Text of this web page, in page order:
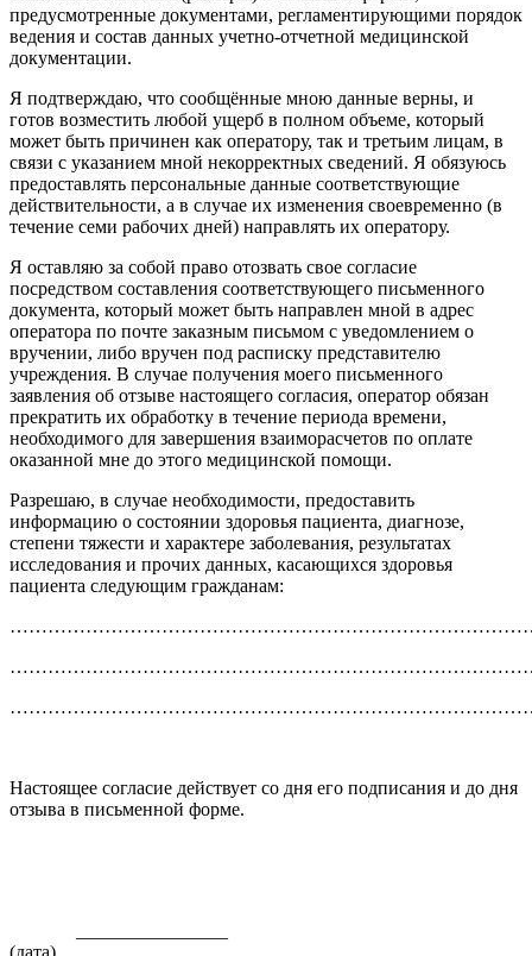
предусмотренные документами, регламентирующими порядок
ведения и состав данных учетно-отчетной медицинской
документации.
Я подтверждаю, что сообщённые мною данные верны, и
готов возместить любой ущерб в полном объеме, который
может быть причинен как оператору, так и третьим лицам, в
связи с указанием мной некорректных сведений. Я обязуюсь
предоставлять персональные данные соответствующие
действительности, а в случае их изменения своевременно (в
течение семи рабочих дней) направлять их оператору.
Я оставляю за собой право отозвать свое согласие
посредством составления соответствующего письменного
документа, который может быть направлен мной в адрес
оператора по почте заказным письмом с уведомлением о
вручении, либо вручен под расписку представителю
учреждения. В случае получения моего письменного
заявления об отзыве настоящего согласия, оператор обязан
прекратить их обработку в течение периода времени,
необходимого для завершения взаиморасчетов по оплате
оказанной мне до этого медицинской помощи.
Разрешаю, в случае необходимости, предоставить
информацию о состоянии здоровья пациента, диагнозе,
степени тяжести и характере заболевания, результатах
исследования и прочих данных, касающихся здоровья
пациента следующим гражданам:
Настоящее согласие действует со дня его подписания и до дня
отзыва в письменной форме.
(дата) _______________